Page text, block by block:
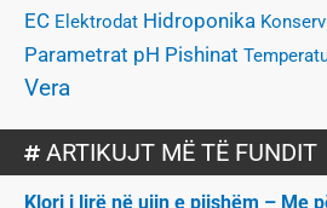
EC Elektrodat Hidroponika
Parametrat pH Pishinat
Vera
ARTIKUJT MË TË FUNDIT
Klori i lirë në ujin e pijshëm – Me